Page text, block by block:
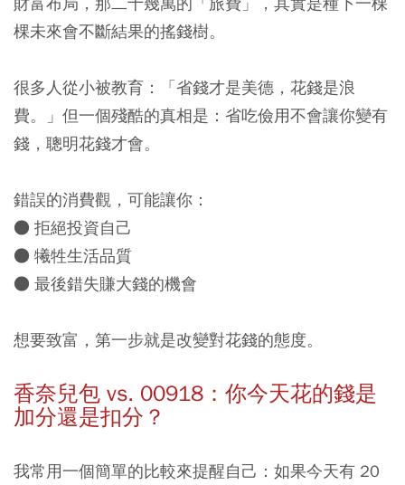
棵未來會不斷結果的搖錢樹。
很多人從小被教育：「省錢才是美德，花錢是浪
費。」但一個殘酷的真相是： 省吃儉用不會讓你變有
錢，聰明花錢才會。
錯誤的消費觀，可能讓你：
● 拒絕投資自己
● 犧牲生活品質
● 最後錯失賺大錢的機會
想要致富，第一步就是改變對花錢的態度。
香奈兒包 vs. 00918：你今天花的錢是
加分還是扣分？
我常用一個簡單的比較來提醒自己：如果今天有 20